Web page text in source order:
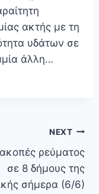
ακτής με τη
υδάτων σε
άλλη…
NEXT
ρεύματος
σε 8 δήμους της
σήμερα (6/6)